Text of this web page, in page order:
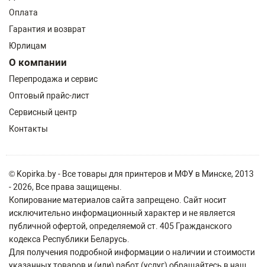
Оплата
Гарантия и возврат
Юрлицам
О компании
Перепродажа и сервис
Оптовый прайс-лист
Сервисный центр
Контакты
© Kopirka.by - Все товары для принтеров и МФУ в Минске, 2013
- 2026, Все права защищены.
Копирование материалов сайта запрещено. Сайт носит
исключительно информационный характер и не является
публичной офертой, определяемой ст. 405 Гражданского
кодекса Республики Беларусь.
Для получения подробной информации о наличии и стоимости